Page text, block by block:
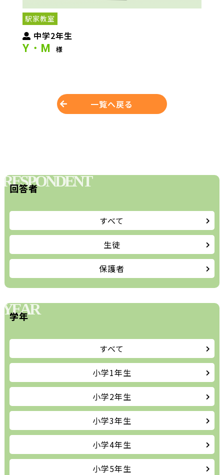
駅家教室
中学2年生
Y・M 様
一覧へ戻る
RESPONDENT
回答者
すべて
生徒
保護者
YEAR
学年
すべて
小学1年生
小学2年生
小学3年生
小学4年生
小学5年生